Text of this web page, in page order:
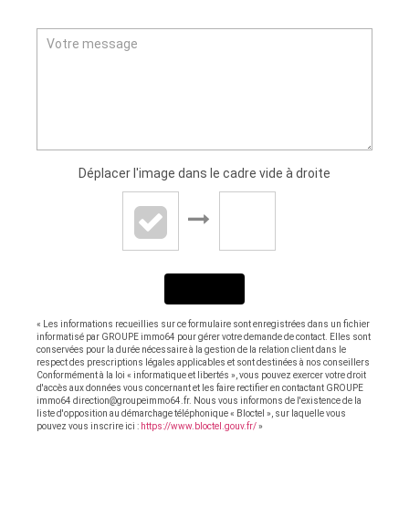
Déplacer l'image dans le cadre vide à droite
« Les informations recueillies sur ce formulaire sont enregistrées dans un fichier
informatisé par GROUPE immo64 pour gérer votre demande de contact. Elles sont
conservées pour la durée nécessaire à la gestion de la relation client dans le
respect des prescriptions légales applicables et sont destinées à nos conseillers
Conformément à la loi « informatique et libertés », vous pouvez exercer votre droit
d'accès aux données vous concernant et les faire rectifier en contactant GROUPE
immo64 direction@groupeimmo64.fr. Nous vous informons de l'existence de la
liste d'opposition au démarchage téléphonique « Bloctel », sur laquelle vous
pouvez vous inscrire ici : https://www.bloctel.gouv.fr/»